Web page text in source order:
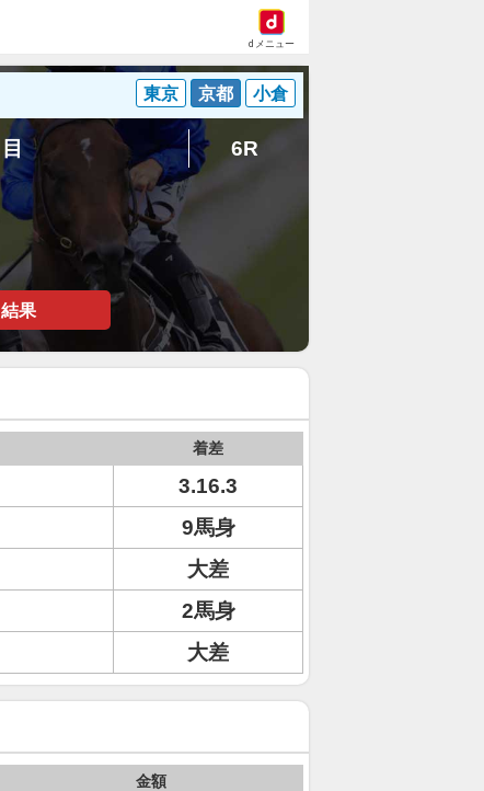
dメニュー
東京 京都 小倉
6R
結果
着差
3.16.3
9馬身
大差
2馬身
大差
金額